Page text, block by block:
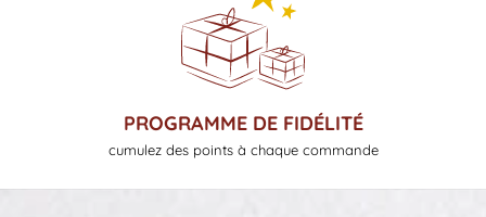
PROGRAMME DE FIDÉLITÉ
cumulez des points à chaque commande